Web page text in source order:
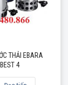
THẢI EBARA
BEST 4